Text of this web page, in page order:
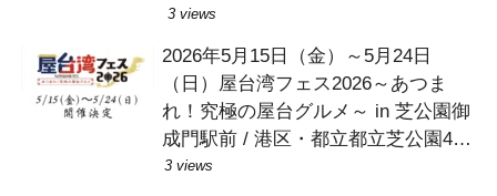
3 views
2026年5月15日（金）～5月24日
（日）屋台湾フェス2026～あつま
れ！究極の屋台グルメ～ in 芝公園御
成門駅前 / 港区・都立都立芝公園4号
地広場
3 views